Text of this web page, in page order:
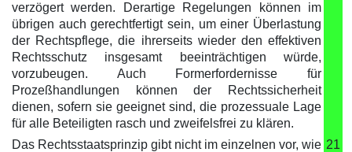
verzögert werden. Derartige Regelungen können im
übrigen auch gerechtfertigt sein, um einer Überlastung
der Rechtspflege, die ihrerseits wieder den effektiven
Rechtsschutz insgesamt beeinträchtigen würde,
vorzubeugen. Auch Formerfordernisse für
Prozeßhandlungen können der Rechtssicherheit
dienen, sofern sie geeignet sind, die prozessuale Lage
für alle Beteiligten rasch und zweifelsfrei zu klären.
Das Rechtsstaatsprinzip gibt nicht im einzelnen vor, wie 21